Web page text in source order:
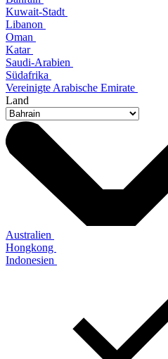
Kuwait-Stadt
Libanon
Oman
Katar
Saudi-Arabien
Südafrika
Vereinigte Arabische Emirate
Land
Australien
Hongkong
Indonesien